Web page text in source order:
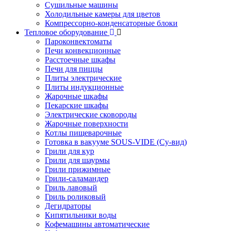
Сушильные машины
Холодильные камеры для цветов
Компрессорно-конденсаторные блоки
Тепловое оборудование
Пароконвектоматы
Печи конвекционные
Расстоечные шкафы
Печи для пиццы
Плиты электрические
Плиты индукционные
Жарочные шкафы
Пекарские шкафы
Электрические сковороды
Жарочные поверхности
Котлы пищеварочные
Готовка в вакууме SOUS-VIDE (Су-вид)
Грили для кур
Грили для шаурмы
Грили прижимные
Грили-саламандер
Гриль лавовый
Гриль роликовый
Дегидраторы
Кипятильники воды
Кофемашины автоматические